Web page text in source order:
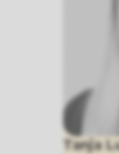
Tanja